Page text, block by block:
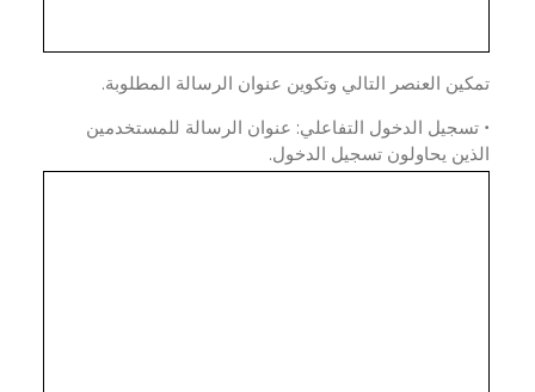
العنصر التالي وتكوين عنوان الرسالة المطلوبة.
الدخول التفاعلي: عنوان الرسالة للمستخدمين
يحاولون تسجيل الدخول.